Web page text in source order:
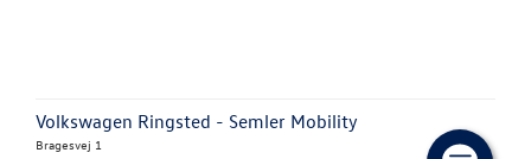
Volkswagen Ringsted - Semler Mobility
Bragesvej 1